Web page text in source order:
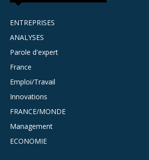
ENTREPRISES
ANALYSES
Parole d'expert
France
Emploi/Travail
Innovations
FRANCE/MONDE
Management
ECONOMIE